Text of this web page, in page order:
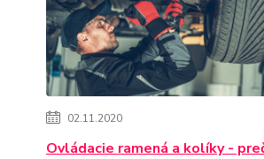
02.11.2020
Ovládacie ramená a kolíky -